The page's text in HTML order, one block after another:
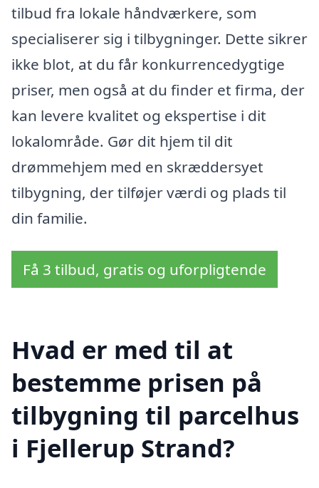
tilbud fra lokale håndværkere, som
specialiserer sig i tilbygninger. Dette sikrer
ikke blot, at du får konkurrencedygtige
priser, men også at du finder et firma, der
kan levere kvalitet og ekspertise i dit
lokalområde. Gør dit hjem til dit
drømmehjem med en skræddersyet
tilbygning, der tilføjer værdi og plads til
din familie.
Få 3 tilbud, gratis og uforpligtende
Hvad er med til at
bestemme prisen på
tilbygning til parcelhus
i Fjellerup Strand?